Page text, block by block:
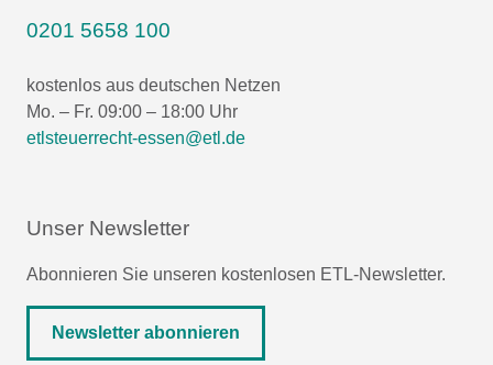
0201 5658 100
kostenlos aus deutschen Netzen
Mo. – Fr. 09:00 – 18:00 Uhr
etlsteuerrecht-essen@etl.de
Unser Newsletter
Abonnieren Sie unseren kostenlosen ETL-Newsletter.
Newsletter abonnieren